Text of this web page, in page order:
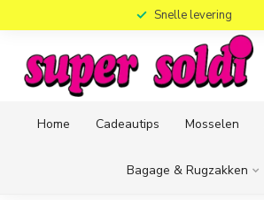
Snelle levering
Home Cadeautips Mosselen
Bagage & Rugzakken